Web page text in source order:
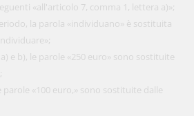
«all'articolo 7, comma 1, lettera a)»;
la parola «individuano» è sostituita
e b), le parole «250 euro» sono sostituite
parole «100 euro,» sono sostituite dalle